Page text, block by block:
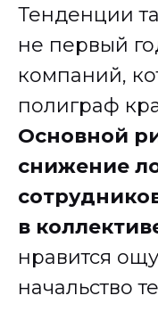
Тенденции
не первый
компаний,
полиграф
Основной
снижение
в
нравится
начальство